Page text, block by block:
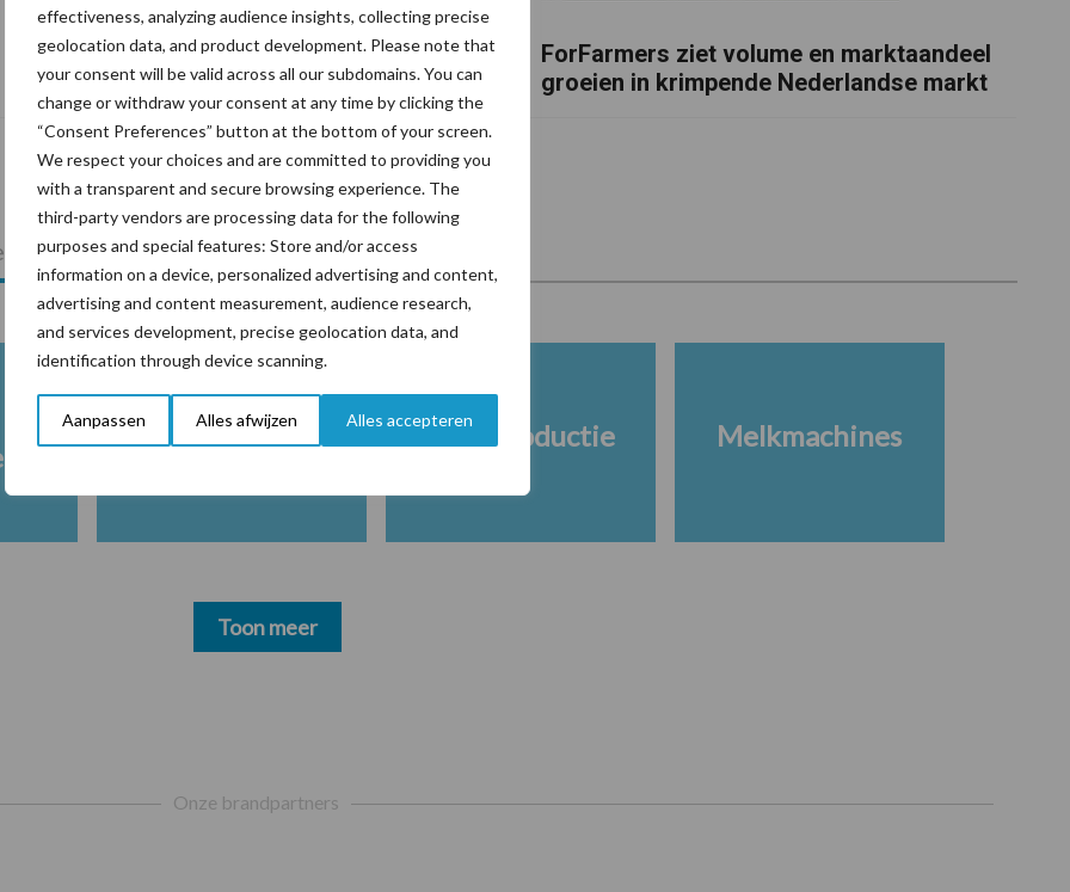
effectiveness, analyzing audience insights, collecting precise
geolocation data, and product development. Please note that
your consent will be valid across all our subdomains. You can
change or withdraw your consent at any time by clicking the
“Consent Preferences” button at the bottom of your screen.
We respect your choices and are committed to providing you
with a transparent and secure browsing experience. The
third-party vendors are processing data for the following
purposes and special features: Store and/or access
information on a device, personalized advertising and content,
advertising and content measurement, audience research,
and services development, precise geolocation data, and
identification through device scanning.
Aanpassen Alles afwijzen Alles accepteren
De speenhuid: een vaak onderschatte
risicofactor voor mastitis
ForFarmers ziet volume en marktaandeel
groeien in krimpende Nederlandse markt
Veevoer Wet en regelgeving
Melkproductie Melkmachines
Toon meer
Onze brandpartners